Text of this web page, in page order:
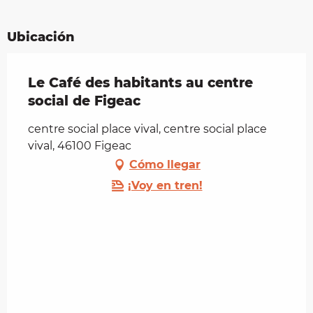
Ubicación
Le Café des habitants au centre
social de Figeac
centre social place vival, centre social place
vival, 46100 Figeac
Cómo llegar
¡Voy en tren!